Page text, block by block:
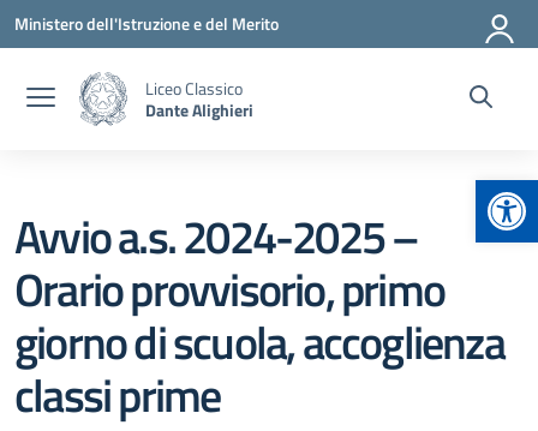
Vai ai contenuti
Vai al menu di navigazione
Vai al footer
Ministero dell'Istruzione e del Merito
Liceo Classico
Dante Alighieri
Avvio a.s. 2024-2025 –
Orario provvisorio, primo
giorno di scuola, accoglienza
classi prime